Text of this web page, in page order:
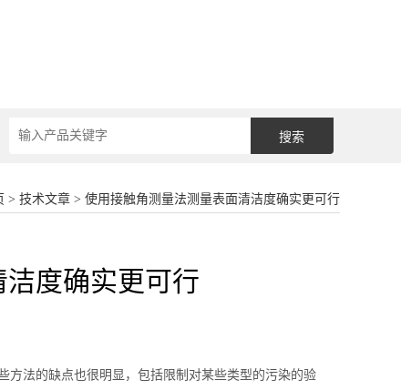
> 技术文章> 使用接触角测量法测量表面清洁度确实更可行
度确实更可行
方法的缺点也很明显，包括限制对某些类型的污染的验